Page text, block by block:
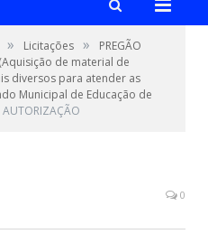
» Licitações »
PREGÃO
(Aquisição de material de
diversos para atender as
Municipal de Educação de
AUTORIZAÇÃO
0